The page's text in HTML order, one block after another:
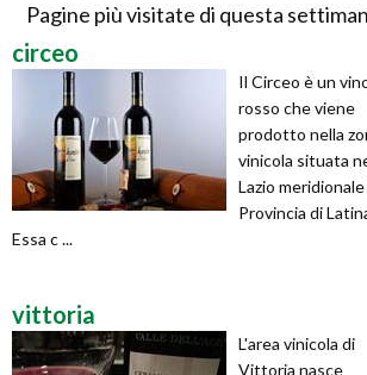
Pagine più visitate di questa
circeo
Il Circeo è un
rosso che viene
prodotto nella
vinicola situata
Lazio meridionale
Provincia di
Essa c ...
vittoria
L'area vinicola di
Vittoria nasce